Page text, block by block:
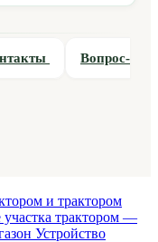
Вопрос-
и трактором
трактором —
Устройство